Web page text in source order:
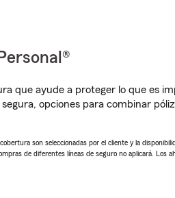
que ayude a proteger lo que es
opciones para combinar
son seleccionadas por el cliente y la
de diferentes líneas de seguro no aplicará. Los